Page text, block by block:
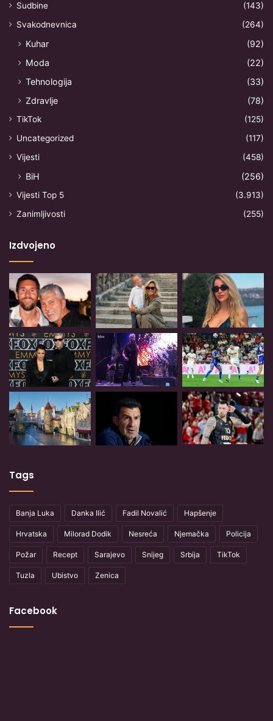
Sudbine
(143)
Svakodnevnica
(264)
Kuhar
(92)
Moda
(22)
Tehnologija
(33)
Zdravlje
(78)
TikTok
(125)
Uncategorized
(117)
Vijesti
(458)
BiH (256)
Vijesti Top 5
(3.913)
Zanimljivosti
(255)
Izdvojeno
Tags
Banja Luka Danka Ilić Fadil Novalić Hapšenje
Hrvatska Milorad Dodik Nesreća Njemačka Policija
Požar Recept Sarajevo Snijeg Srbija TikTok
Tuzla Ubistvo Zenica
Facebook